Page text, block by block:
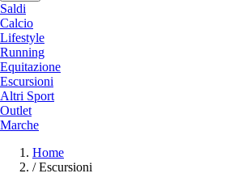
Saldi
Calcio
Lifestyle
Running
Equitazione
Escursioni
Altri Sport
Outlet
Marche
Home
/ Escursioni